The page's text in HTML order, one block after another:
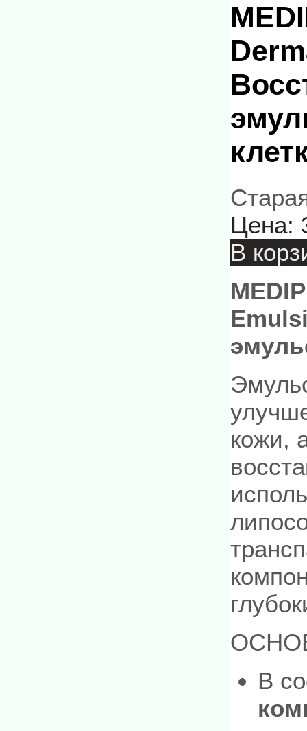
Цена:
В
кожи,
В